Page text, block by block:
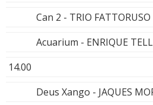
Can 2 - TRIO
Acuarium - ENRIQUE
14.00
Deus Xango - JAQUES